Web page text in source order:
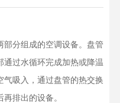
部分组成的空调设备。盘管
通过水循环完成加热或降温
气吸入，通过盘管的热交换
排出的设备。